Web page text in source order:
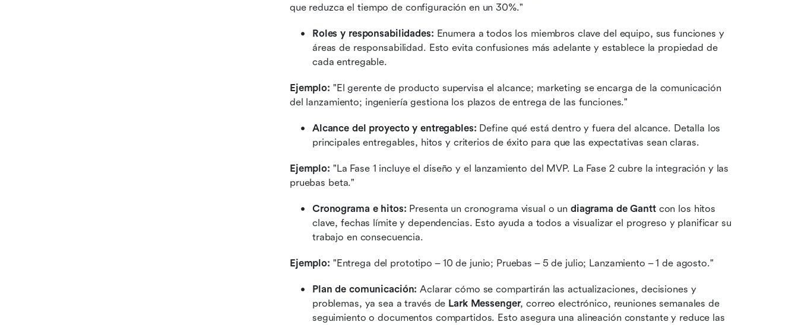
que reduzca el tiempo de configuración en un 30%."
Roles y responsabilidades: Enumera a todos los miembros clave del equipo, sus funciones y
áreas de responsabilidad. Esto evita confusiones más adelante y establece la propiedad de
cada entregable.
Ejemplo: "El gerente de producto supervisa el alcance; marketing se encarga de la comunicación
del lanzamiento; ingeniería gestiona los plazos de entrega de las funciones."
Alcance del proyecto y entregables: Define qué está dentro y fuera del alcance. Detalla los
principales entregables, hitos y criterios de éxito para que las expectativas sean claras.
Ejemplo: "La Fase 1 incluye el diseño y el lanzamiento del MVP. La Fase 2 cubre la integración y las
pruebas beta."
Cronograma e hitos: Presenta un cronograma visual o un diagrama de Gantt con los hitos
clave, fechas límite y dependencias. Esto ayuda a todos a visualizar el progreso y planificar su
trabajo en consecuencia.
Ejemplo: "Entrega del prototipo – 10 de junio; Pruebas – 5 de julio; Lanzamiento – 1 de agosto."
Plan de comunicación: Aclarar cómo se compartirán las actualizaciones, decisiones y
problemas, ya sea a través de Lark Messenger, correo electrónico, reuniones semanales de
seguimiento o documentos compartidos. Esto asegura una alineación constante y reduce las